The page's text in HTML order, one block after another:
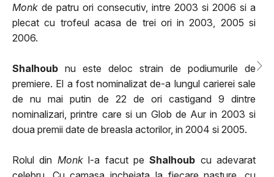
Monk de patru ori consecutiv, intre 2003 si 2006 si a
plecat cu trofeul acasa de trei ori in 2003, 2005 si
2006.
Shalhoub nu este deloc strain de podiumurile de
premiere. El a fost nominalizat de-a lungul carierei sale
de nu mai putin de 22 de ori castigand 9 dintre
nominalizari, printre care si un Glob de Aur in 2003 si
doua premii date de breasla actorilor, in 2004 si 2005.
Rolul din Monkl-a facut peShalhoub cu adevarat